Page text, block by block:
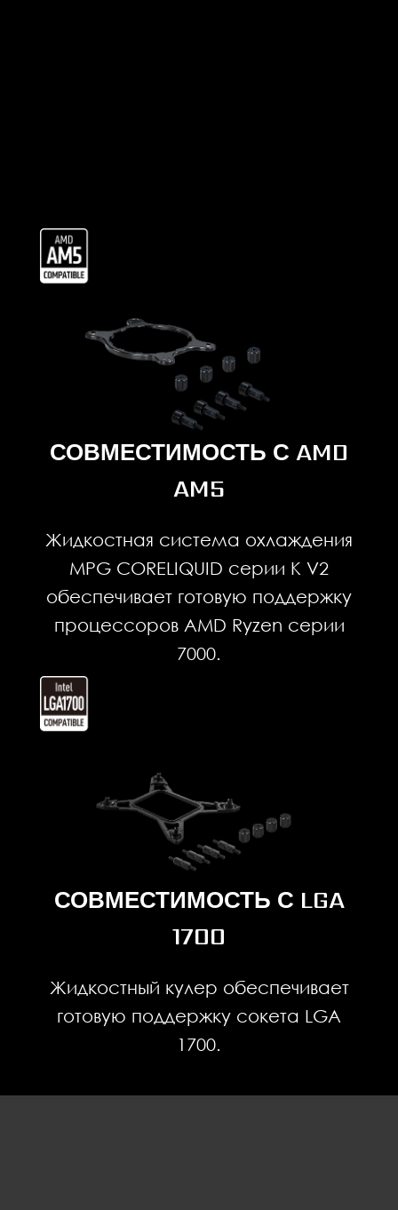
СОВМЕСТИМОСТЬ С AMD
AM5
Жидкостная система охлаждения
MPG CORELIQUID серии K V2
обеспечивает готовую поддержку
процессоров AMD Ryzen серии
7000.
СОВМЕСТИМОСТЬ С LGA
1700
Жидкостный кулер обеспечивает
готовую поддержку сокета LGA
1700.